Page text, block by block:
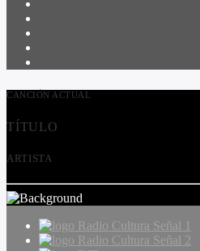
CANCIÓN ACTUAL
TÍTULO
ARTISTA
Radio Cultura Señal 1
Radio Cultura Señal 2